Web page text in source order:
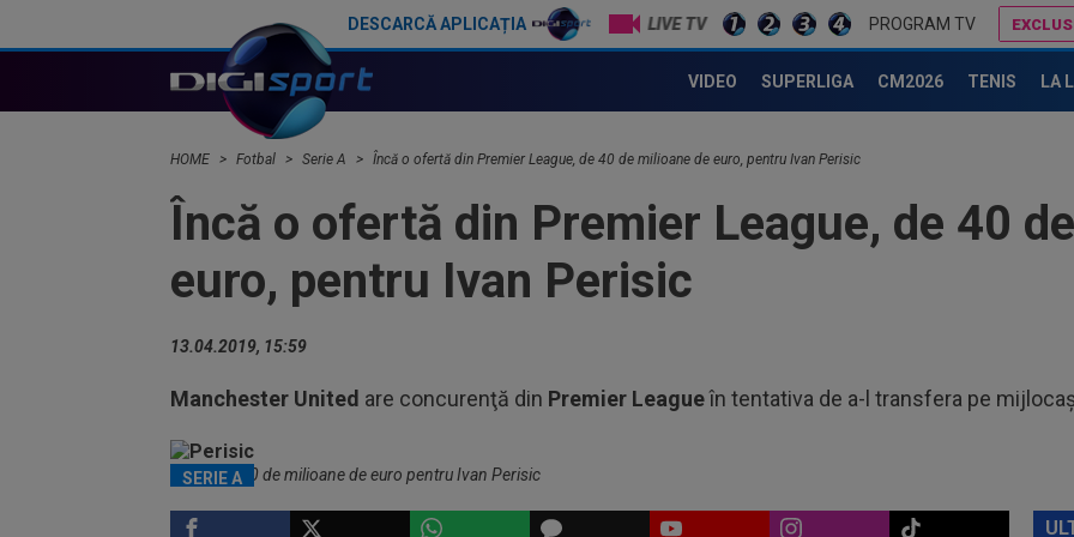
DESCARCĂ APLICAȚIA LIVE TV PROGRAM TV
VIDEO SUPERLIGA CM2026 TENIS LA
HOME Fotbal Serie A Încă o ofertă din Premier League, de 40 de milioane de euro, pentru Ivan Perisic
Încă o ofertă din Premier League, de 40
euro, pentru Ivan Perisic
13.04.2019, 15:59
Manchester United are concurenţă din Premier Leagueîn tentativa de a-l transfera pe
SERIE A
Ofertă de 40 de milioane de euro pentru Ivan Perisic
de
ce